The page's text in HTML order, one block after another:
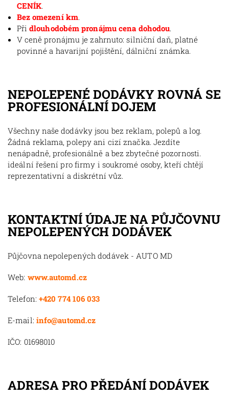
CENÍK.
Bez omezení km.
Při dlouhodobém pronájmu cena dohodou.
V ceně pronájmu je zahrnuto: silniční daň, platné
povinné a havarijní pojištění, dálniční známka.
NEPOLEPENÉ DODÁVKY ROVNÁ SE
PROFESIONÁLNÍ DOJEM
Všechny naše dodávky jsou bez reklam, polepů a log.
Žádná reklama, polepy ani cizí značka. Jezdíte
nenápadně, profesionálně a bez zbytečné pozornosti.
ideální řešení pro firmy i soukromé osoby, kteří chtějí
reprezentativní a diskrétní vůz.
KONTAKTNÍ ÚDAJE NA PŮJČOVNU
NEPOLEPENÝCH DODÁVEK
Půjčovna nepolepených dodávek - AUTO MD
Web: www.automd.cz
Telefon: +420 774 106 033
E-mail: info@automd.cz
IČO: 01698010
ADRESA PRO PŘEDÁNÍ DODÁVEK